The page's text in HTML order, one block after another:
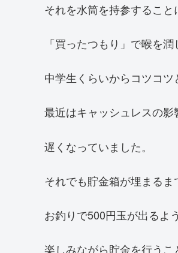
それを水筒を持参するこ
「買ったつもり」で喉を
中学生くらいからコツコツ
最近はキャッシュレスの
遅くなっていました。
それでも貯金箱が埋まる
お釣りで500円玉が出るよ
楽しみながら貯金を行うこ